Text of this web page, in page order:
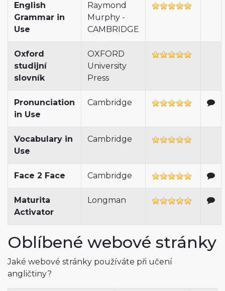
English
Grammar in
Use
Raymond
Murphy -
CAMBRIDGE
Oxford
studijní
slovník
OXFORD
University
Press
Pronunciation
in Use
Cambridge
Vocabulary in
Use
Cambridge
Face 2 Face Cambridge
Maturita
Activator
Longman
Oblíbené webové stránky
Jaké webové stránky používáte při učení
angličtiny?